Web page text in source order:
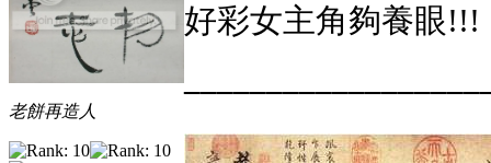
老餅再造人
好彩女主角夠養眼!!!